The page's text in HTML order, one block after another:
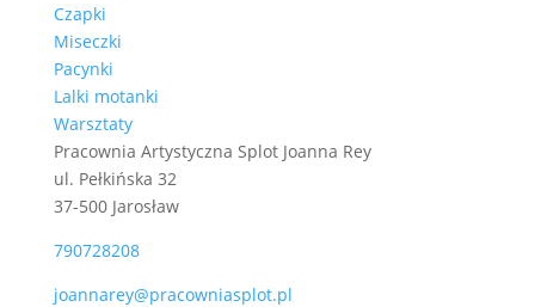
Czapki
Miseczki
Pacynki
Lalki motanki
Warsztaty
Pracownia Artystyczna Splot Joanna Rey
ul. Pełkińska 32
37-500 Jarosław
790728208
joannarey@pracowniasplot.pl